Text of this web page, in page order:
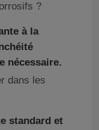
?
à la
nécessaire.
dans les
standard et